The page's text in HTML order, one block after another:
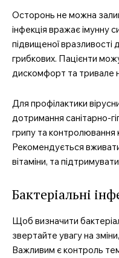
Осторонь не можна
інфекція вражає імунну
підвищеної
грибкових. Пацієнти
дискомфорт та тривале
Для профілактики
дотримання санітарно-
грипу та контролювання
Рекомендується
вітаміни, та
Бактеріальні
Щоб визначити
звертайте увагу на
Важливим є контроль